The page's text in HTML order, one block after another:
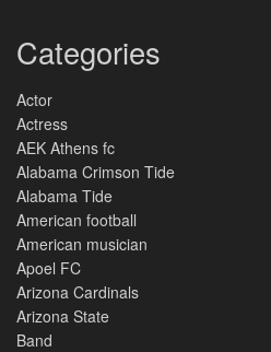
Categories
Actor
Actress
AEK Athens fc
Alabama Crimson Tide
Alabama Tide
American football
American musician
Apoel FC
Arizona Cardinals
Arizona State
Band